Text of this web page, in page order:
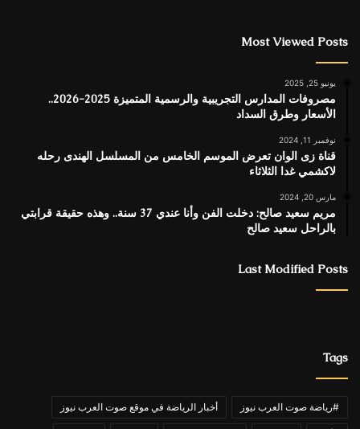
Most Viewed Posts
يونيو 25, 2025
مصروفات المدارس التجريبية والرسمية المتميزة 2025-2026..
الأسعار وطرق السداد
نوفمبر 11, 2024
قناة زى الوان تعرض الموسم الخامس من المسلسل الهندى رحله
لاكشمي غدا الثلاثاء
مارس 20, 2024
مريم سعيد صالح: دخلت الفن وأنا عندي 37 سنة.. وهذه حقيقة قرابتي
بالراحل سعيد صالح
Last Modified Posts
Tags
#رياضة صوت العرب نيوز أخبار الرياضة في موقع صوت العرب نيوز